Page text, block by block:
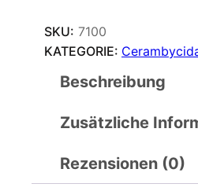
c
i
g
SKU: 7100
KATEGORIE:
Beschreibung
Zusätzliche
Rezensionen (0)